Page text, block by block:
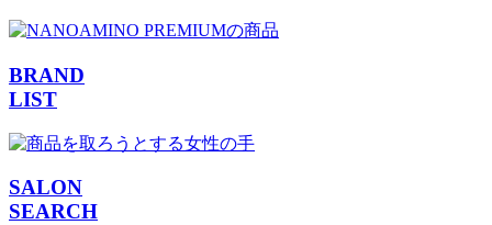
BRAND
LIST
SALON
SEARCH